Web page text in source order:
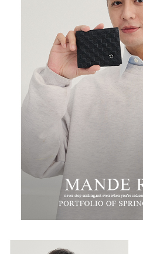
１．於結帳方式選擇「AFTEE先享後付
結帳頁面，進行簡訊認證並確認金額後，
２．訂單成立數日內，您將收到繳費通知
３．收到繳費通知簡訊後14天內，點擊
ATM／網路銀行／等多元方式進行付款，
※ 請注意：結帳手續完成當下不需立刻
購買商品的店家。未經商家同意取消之
後付繳納相關費用。
※ 交易是否成功請以「AFTEE先享後付
是否繳費成功／繳費後需取消欲退款等
https://
１．透過由恩沛科技股份有限公司提供
易，需依本服務之必要範圍內提供個人
權轉讓予恩沛科技股份有限公司。
２．關於個人資料處理事宜，請瀏覽以下
https://aftee.tw/terms/#terms3
３．未成年的使用者請事先徵得法定代理
「AFTEE先享後付」，若未經同意申辦
請求用戶進行身份認證。
每筆NT$100，滿NT$699(含以上)免
付款後全家取貨
每筆NT$100，滿NT$699(含以上)免
萊爾富取貨付款
每筆NT$80
付款後萊爾富取貨
7-11取貨付款
每筆NT$100，滿NT$699(含以上)免
付款後7-11取貨
每筆NT$100，滿NT$699(含以上)免
每筆NT$100，滿NT$999(含以上)免